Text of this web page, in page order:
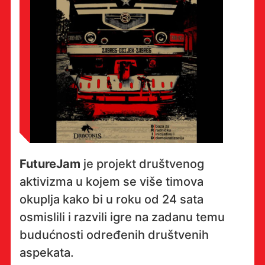
FutureJam je projekt društvenog
aktivizma u kojem se više timova
okuplja kako bi u roku od 24 sata
osmislili i razvili igre na zadanu temu
budućnosti određenih društvenih
aspekata.